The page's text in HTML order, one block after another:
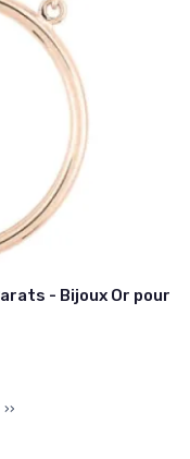
- Bijoux Or pour
››